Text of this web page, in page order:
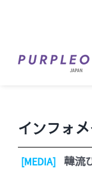
インフォ
[MEDIA] 韓流